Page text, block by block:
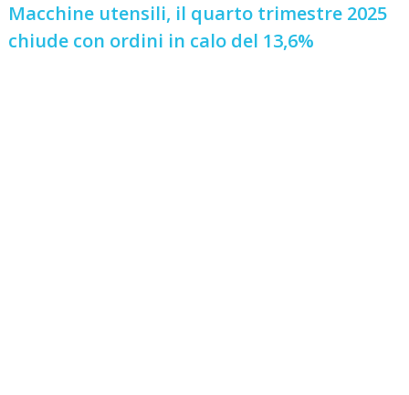
Macchine utensili, il quarto trimestre 2025
chiude con ordini in calo del 13,6%